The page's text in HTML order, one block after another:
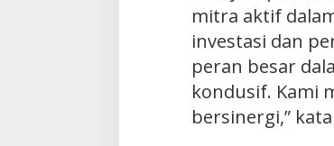
mitra aktif
investasi dan
peran besar
kondusif. Kami
bersinergi,”